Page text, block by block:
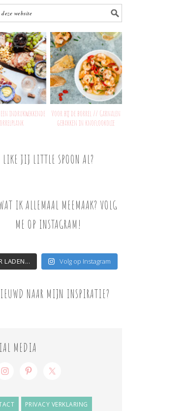
indrukwekkende
Voor bij de borrel // Garnalen
gebakken in knoflookolie
LIKE JIJ LITTLE SPOON AL?
IK ALLEMAAL MEEMAAK? VOLG
ME OP INSTAGRAM!
LADEN... Volg op Instagram
NAAR MIJN INSPIRATIE?
MEDIA
PRIVACY VERKLARING